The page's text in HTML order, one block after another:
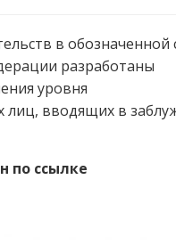
в обозначенной
разработаны
уровня
лиц, вводящих в
по ссылке